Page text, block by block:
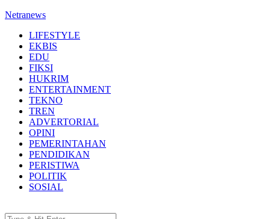
Netranews
LIFESTYLE
EKBIS
EDU
FIKSI
HUKRIM
ENTERTAINMENT
TEKNO
TREN
ADVERTORIAL
OPINI
PEMERINTAHAN
PENDIDIKAN
PERISTIWA
POLITIK
SOSIAL